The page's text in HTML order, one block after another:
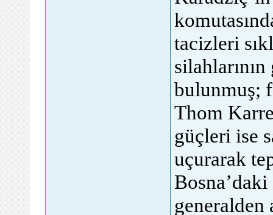
tacizleri
bulunmuş;
Thom
güçleri ise
uçurarak
generalden